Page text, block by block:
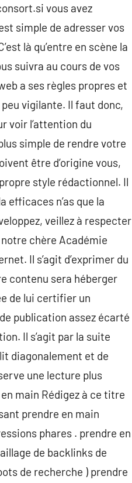
vous avez
simple de adresser vos
là qu’entre en scène la
suivra au cours de vos
a ses règles propres et
vigilante. Il faut donc,
voir l’attention du
simple de rendre votre
être d’origine vous,
style rédactionnel. Il
efficaces n’as que la
veillez à respecter
chère Académie
Il s’agit d’exprimer du
contenu sera héberger
de lui certifier un
publication assez écarté
Il s’agit par la suite
diagonalement et de
une lecture plus
main Rédigez à ce titre
prendre en main
phares . prendre en
de backlinks de
de recherche ) prendre